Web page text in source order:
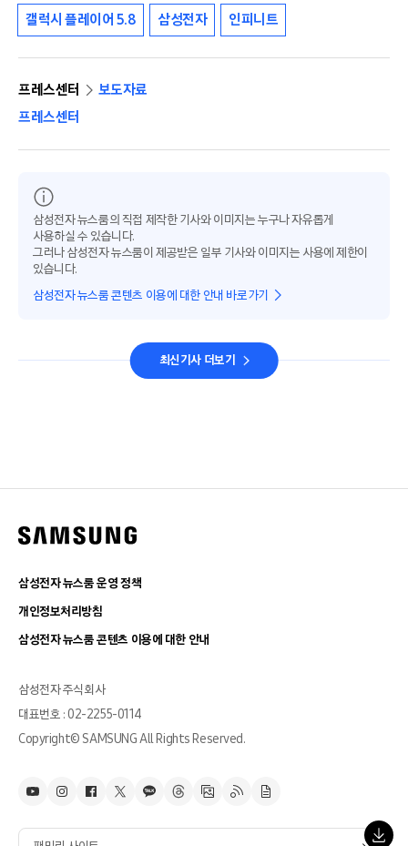
갤럭시 플레이어 5.8 삼성전자 인피니트
프레스센터
보도자료
프레스센터
삼성전자 뉴스룸의 직접 제작한 기사와 이미지는 누구나 자유롭게
사용하실 수 있습니다.
그러나 삼성전자 뉴스룸이 제공받은 일부 기사와 이미지는 사용에 제한이
있습니다.
삼성전자 뉴스룸 콘텐츠 이용에 대한 안내 바로가기
최신기사 더보기
삼성전자 뉴스룸 운영 정책
개인정보처리방침
삼성전자 뉴스룸 콘텐츠 이용에 대한 안내
삼성전자 주식회사
대표번호 : 02-2255-0114
Copyright© SAMSUNG All Rights Reserved.